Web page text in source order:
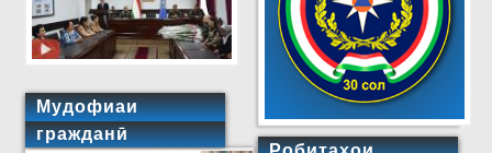
Мудофиаи
гражданӣ